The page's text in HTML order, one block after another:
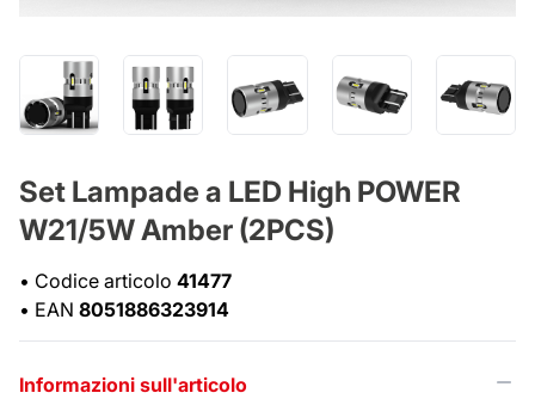
Set Lampade a LED High POWER
W21/5W Amber (2PCS)
• Codice articolo 41477
• EAN 8051886323914
Informazioni sull'articolo